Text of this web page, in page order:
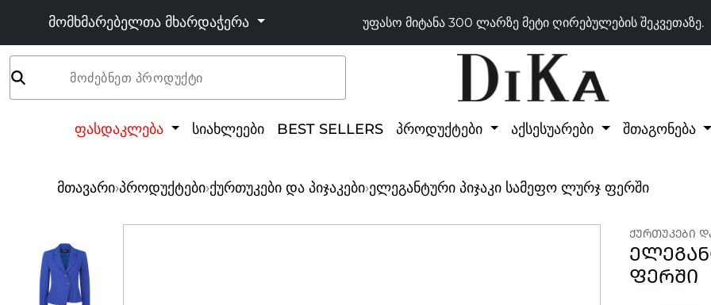
მომხმარებელთა მხარდაჭერა უფასო მიტანა 300 ლარზე მეტი ღირებულების შეკვეთაზე.
მოძებნეთ პროდუქტი
ფასდაკლება სიახლეები BEST SELLERS პროდუქტები აქსესუარები შთაგონება
მთავარი›პროდუქტები›ქურთუკები და პიჯაკები›ელეგანტური პიჯაკი სამეფო ლურჯ ფერში
ᲥᲣᲠᲗᲣᲙᲔᲑᲘ
ᲤᲔᲠᲨᲘ